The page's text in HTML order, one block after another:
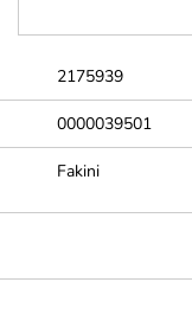
2175939
0000039501
Fakini